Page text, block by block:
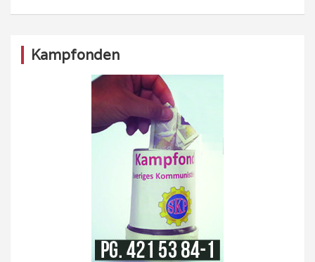
Kampfonden